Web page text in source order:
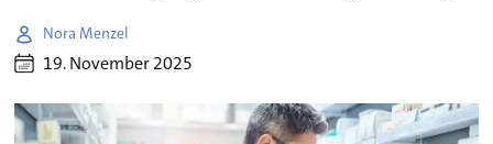
Nora Menzel
19. November 2025